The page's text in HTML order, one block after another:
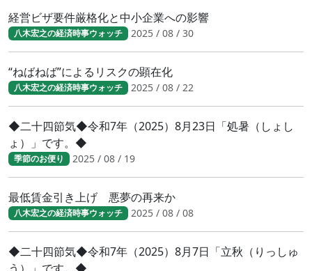
経営ビザ要件厳格化と中小企業への影響
八木宏之の経済時事ウォッチ 2025 / 08 / 30
“ねばねば”によるリスクの顕在化
八木宏之の経済時事ウォッチ 2025 / 08 / 22
◆二十四節気◆令和7年（2025）8月23日「処暑（しょし
ょ）」です。◆
季節のお便り 2025 / 08 / 19
最低賃金引き上げ 悪夢の再来か
八木宏之の経済時事ウォッチ 2025 / 08 / 08
◆二十四節気◆令和7年（2025）8月7日「立秋（りっしゅ